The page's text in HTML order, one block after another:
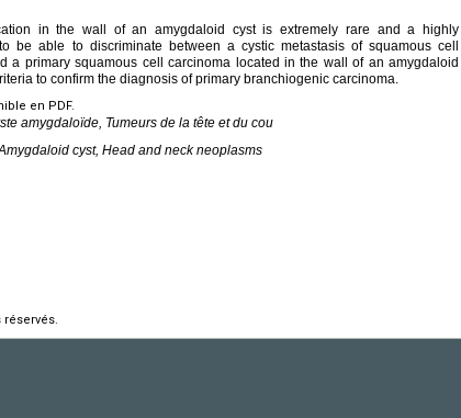
in the wall of an amygdaloid cyst is extremely rare and a highly
be able to discriminate between a cystic metastasis of squamous cell
a primary squamous cell carcinoma located in the wall of an amygdaloid
to confirm the diagnosis of primary branchiogenic carcinoma.
en PDF.
amygdaloïde, Tumeurs de la tête et du cou
cyst, Head and neck neoplasms
réservés.